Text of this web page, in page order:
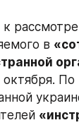
к
в